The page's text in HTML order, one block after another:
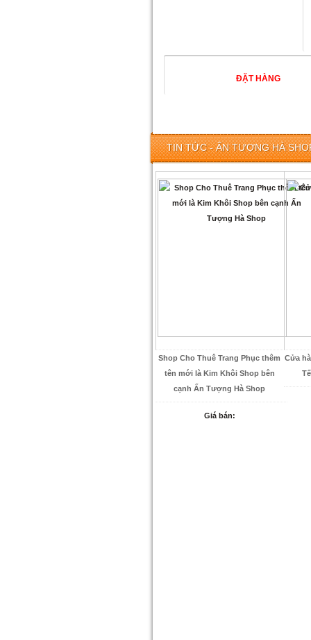
TIN TỨC - ẤN TƯỢNG HÀ
Shop Cho Thuê Trang Phục thêm
tên mới là Kim Khôi Shop bên
cạnh Ấn Tượng Hà Shop
Giá bán:
Cửa